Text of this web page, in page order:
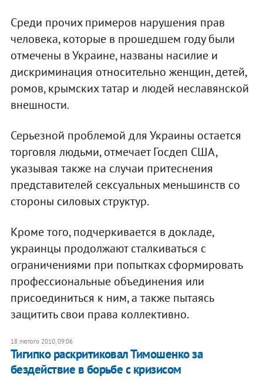
Среди прочих примеров нарушения прав
человека, которые в прошедшем году были
отмечены в Украине, названы насилие и
дискриминация относительно женщин, детей,
ромов, крымских татар и людей неславянской
внешности.
Серьезной проблемой для Украины остается
торговля людьми, отмечает Госдеп США,
указывая также на случаи притеснения
представителей сексуальных меньшинств со
стороны силовых структур.
Кроме того, подчеркивается в докладе,
украинцы продолжают сталкиваться с
ограничениями при попытках сформировать
профессиональные объединения или
присоединиться к ним, а также пытаясь
защитить свои права коллективно.
18 лютого 2010, 09:06
Тигипко раскритиковал Тимошенко за
бездействие в борьбе с кризисом